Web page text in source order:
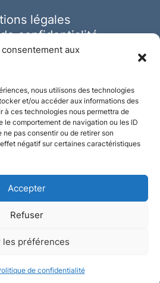
aux
nous utilisons des technologies
et/ou accéder aux informations des
à ces technologies nous permettra de
le comportement de navigation ou les ID
ne pas consentir ou de retirer son
négatif sur certaines caractéristiques
Accepter
Refuser
les préférences
de confidentialité
légales
confidentialité
Cookies
:Plate